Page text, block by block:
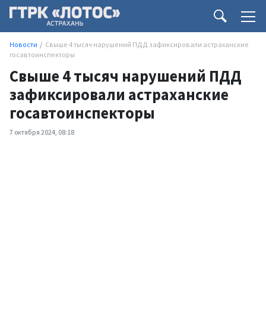
Новости
Свыше 4 тысяч нарушений ПДД зафиксировали астраханские
госавтоинспекторы
Свыше 4 тысяч нарушений ПДД
зафиксировали астраханские
госавтоинспекторы
7 октября 2024, 08:18